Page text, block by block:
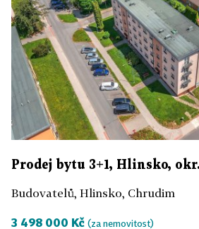
Prodej bytu 3+1, Hlinsko,
Budovatelů, Hlinsko, Chrudim
3 498 000 Kč (za nemovitost)